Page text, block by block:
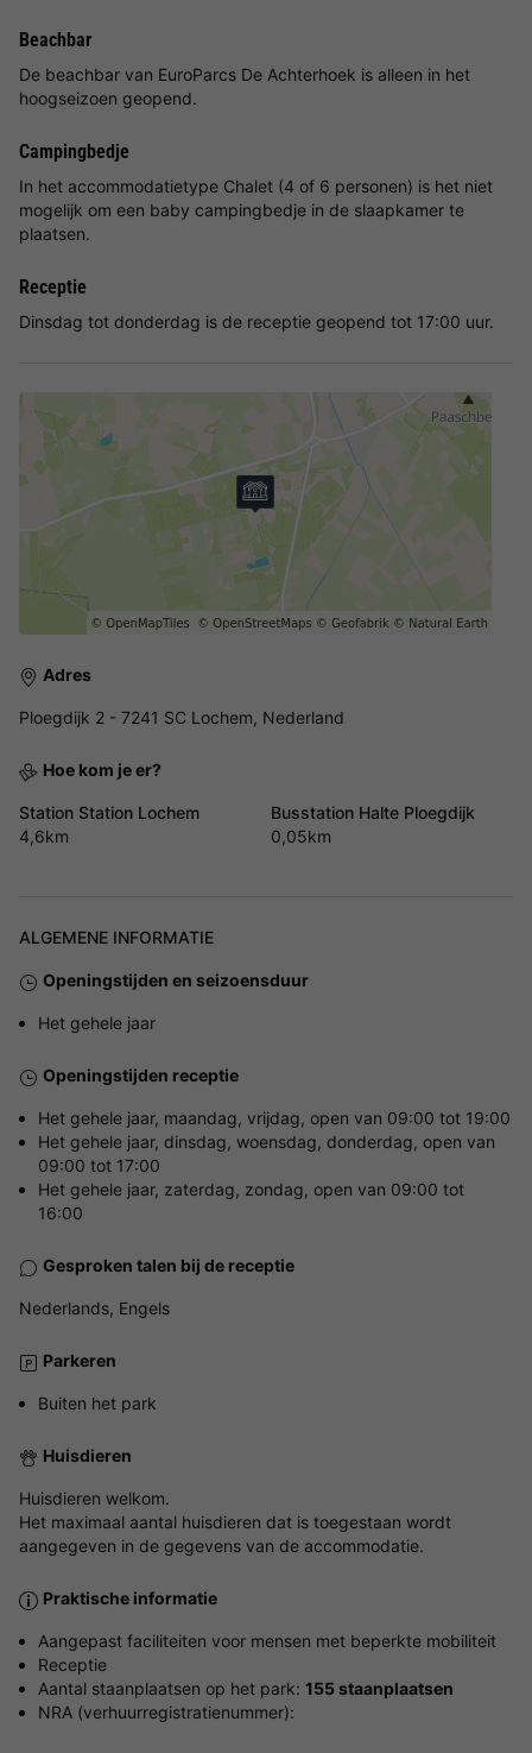
Beachbar
De beachbar van EuroParcs De Achterhoek is alleen in het
hoogseizoen geopend.
Campingbedje
In het accommodatietype Chalet (4 of 6 personen) is het niet
mogelijk om een baby campingbedje in de slaapkamer te
plaatsen.
Receptie
Dinsdag tot donderdag is de receptie geopend tot 17:00 uur.
Adres
Ploegdijk 2 - 7241 SC Lochem, Nederland
Hoe kom je er?
Station Station Lochem
4,6km
Busstation Halte Ploegdijk
0,05km
ALGEMENE INFORMATIE
Openingstijden en seizoensduur
Het gehele jaar
Openingstijden receptie
Het gehele jaar, maandag, vrijdag, open van 09:00 tot 19:00
Het gehele jaar, dinsdag, woensdag, donderdag, open van
09:00 tot 17:00
Het gehele jaar, zaterdag, zondag, open van 09:00 tot
16:00
Gesproken talen bij de receptie
Nederlands, Engels
Parkeren
Buiten het park
Huisdieren
Huisdieren welkom.
Het maximaal aantal huisdieren dat is toegestaan wordt
aangegeven in de gegevens van de accommodatie.
Praktische informatie
Aangepast faciliteiten voor mensen met beperkte mobiliteit
Receptie
Aantal staanplaatsen op het park: 155 staanplaatsen
NRA (verhuurregistratienummer):